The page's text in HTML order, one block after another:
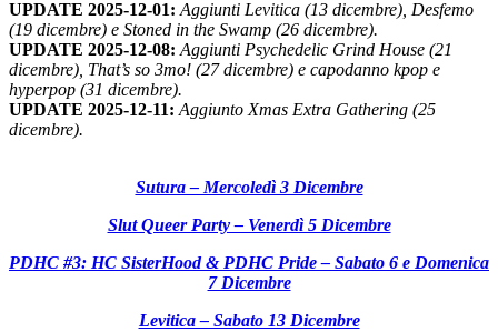
UPDATE 2025-12-01: Aggiunti Levitica (13 dicembre), Desfemo
(19 dicembre) e Stoned in the Swamp (26 dicembre).
UPDATE 2025-12-08: Aggiunti Psychedelic Grind House (21
dicembre), That’s so 3mo! (27 dicembre) e capodanno kpop e
hyperpop (31 dicembre).
UPDATE 2025-12-11: Aggiunto Xmas Extra Gathering (25
dicembre).
Sutura – Mercoledì 3 Dicembre
Slut Queer Party – Venerdì 5 Dicembre
PDHC #3: HC SisterHood & PDHC Pride – Sabato 6 e Domenica
7 Dicembre
Levitica – Sabato 13 Dicembre